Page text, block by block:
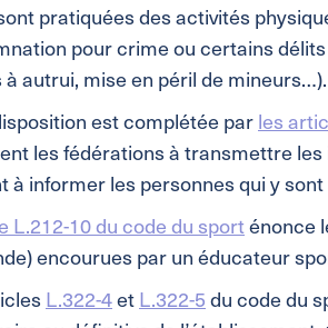
pratiquées des activités
pour crime ou certains
à autrui, mise en péril de mineurs…).
est complétée par les
les fédérations à transmettre
à informer les personnes qui y
L.212-10 du code du sport énonce
encourues par un éducateur
L.322-4et L.322-5 du code du